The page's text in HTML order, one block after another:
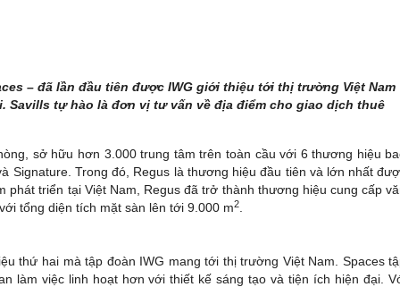
– đã lần đầu tiên được IWG giới thiệu tới thị trường Việt Nam
Savills tự hào là đơn vị tư vấn về địa điểm cho giao dịch thuê
sở hữu hơn 3.000 trung tâm trên toàn cầu với 6 thương hiệu
Signature. Trong đó, Regus là thương hiệu đầu tiên và lớn nhất
phát triển tại Việt Nam, Regus đã trở thành thương hiệu cung cấp
tổng diện tích mặt sàn lên tới 9.000 m2
thứ hai mà tập đoàn IWG mang tới thị trường Việt Nam. Spaces
làm việc linh hoạt hơn với thiết kế sáng tạo và tiện ích hiện đại.